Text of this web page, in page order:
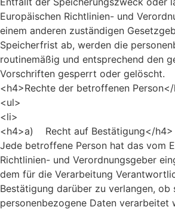
Europäischen Richtlinien- und
einem anderen zuständigen
Speicherfrist ab, werden die
routinemäßig und entsprechend den
Vorschriften gesperrt oder gelöscht.
<h4>Rechte der betroffenen
<ul>
<li>
<h4>a) Recht auf Bestätigung</h4>
Jede betroffene Person hat das vom
Richtlinien- und Verordnungsgeber
dem für die Verarbeitung
Bestätigung darüber zu verlangen, ob
personenbezogene Daten verarbeitet